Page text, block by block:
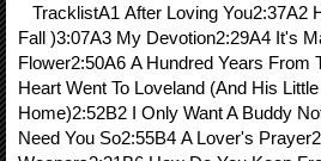
TracklistA1 After Loving You2:37A2
Fall )3:07A3 My Devotion2:29A4 It's
Flower2:50A6 A Hundred Years From
Heart Went To Loveland (And His
Home)2:52B2 I Only Want A Buddy
Need You So2:55B4 A Lover's